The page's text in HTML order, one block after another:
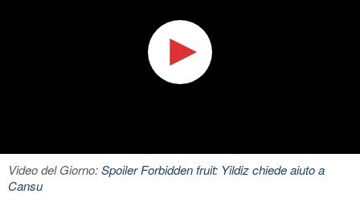
Video del Giorno:Spoiler Forbidden fruit: Yildiz chiede aiuto a
Cansu